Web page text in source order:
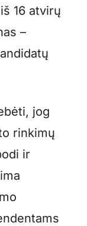
16 atvirų
–
jog
rinkimų
ir